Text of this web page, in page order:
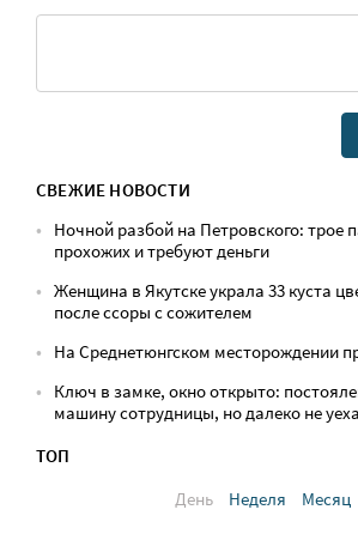
СВЕЖИЕ НОВОСТИ
Ночной разбой на Петровского: трое
прохожих и требуют деньги
Женщина в Якутске украла 33 куста
после ссоры с сожителем
На Среднетюнгском месторождении
Ключ в замке, окно открыто:
машину сотрудницы, но далеко не
ТОП
День
Неделя Месяц